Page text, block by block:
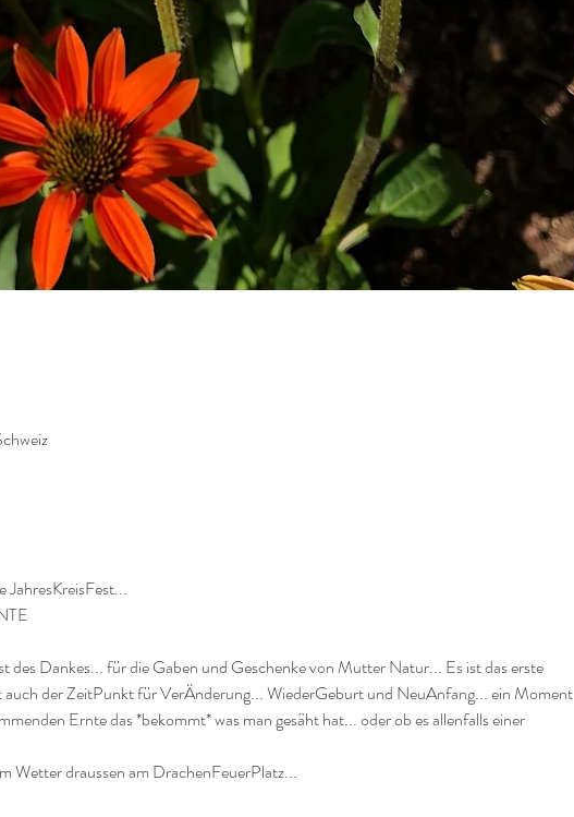
JahresKreisFest...
des Dankes... für die Gaben und Geschenke von Mutter Natur... Es ist das erste
auch der ZeitPunkt für VerÄnderung... WiederGeburt und NeuAnfang... ein Moment
Ernte das *bekommt* was man gesäht hat... oder ob es allenfalls einer
Wetter draussen am DrachenFeuerPlatz...